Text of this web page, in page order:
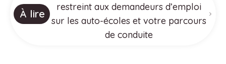
À lire
restreint aux demandeurs d’emploi
sur les auto-écoles et votre parcours
de conduite